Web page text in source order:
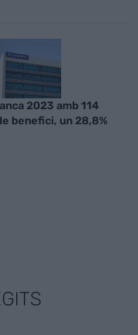
2023 amb 114
benefici, un 28,8%